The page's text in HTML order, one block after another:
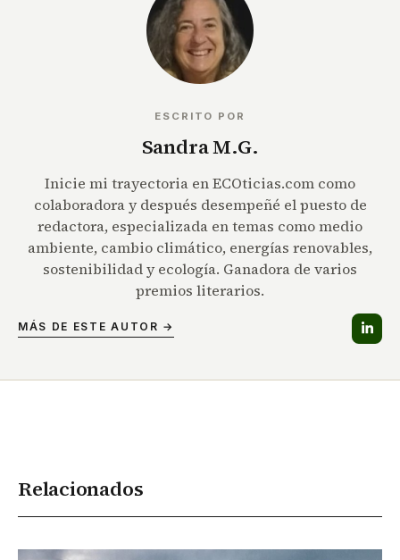
ESCRITO POR
Sandra M.G.
Inicie mi trayectoria en ECOticias.com como
colaboradora y después desempeñé el puesto de
redactora, especializada en temas como medio
ambiente, cambio climático, energías renovables,
sostenibilidad y ecología. Ganadora de varios
premios literarios.
MÁS DE ESTE AUTOR →
Relacionados